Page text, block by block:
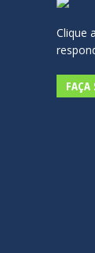
Clique
FAÇA